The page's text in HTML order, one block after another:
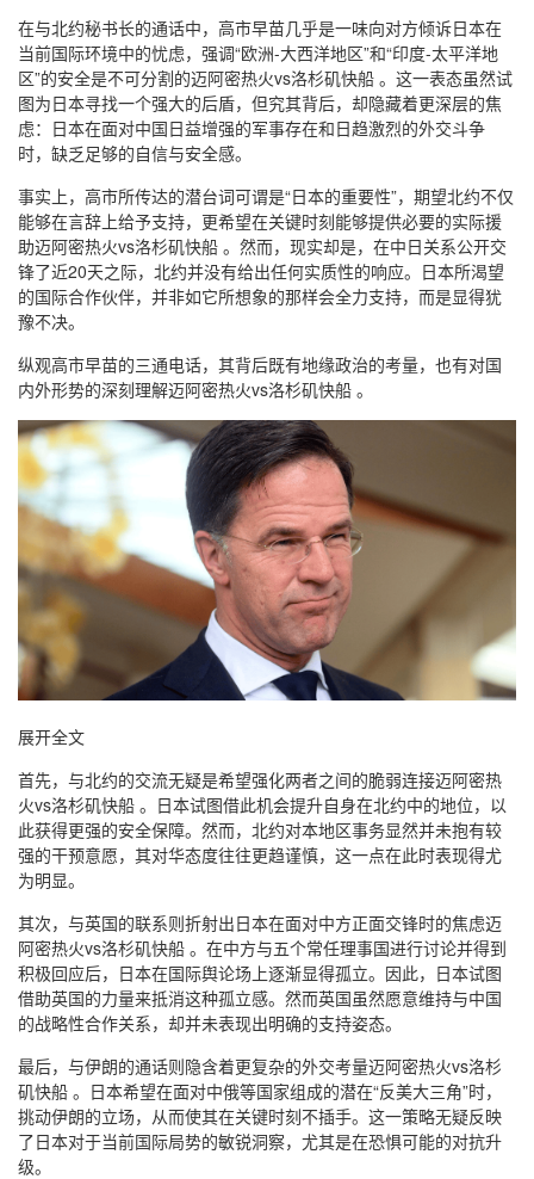
在与北约秘书长的通话中，高市早苗几乎是一味向对方倾诉日本在
当前国际环境中的忧虑，强调“欧洲-大西洋地区”和“印度-太平洋地
区”的安全是不可分割的迈阿密热火vs洛杉矶快船 。这一表态虽然试
图为日本寻找一个强大的后盾，但究其背后，却隐藏着更深层的焦
虑：日本在面对中国日益增强的军事存在和日趋激烈的外交斗争
时，缺乏足够的自信与安全感。
事实上，高市所传达的潜台词可谓是“日本的重要性”，期望北约不仅
能够在言辞上给予支持，更希望在关键时刻能够提供必要的实际援
助迈阿密热火vs洛杉矶快船 。然而，现实却是，在中日关系公开交
锋了近20天之际，北约并没有给出任何实质性的响应。日本所渴望
的国际合作伙伴，并非如它所想象的那样会全力支持，而是显得犹
豫不决。
纵观高市早苗的三通电话，其背后既有地缘政治的考量，也有对国
内外形势的深刻理解迈阿密热火vs洛杉矶快船 。
展开全文
首先，与北约的交流无疑是希望强化两者之间的脆弱连接迈阿密热
火vs洛杉矶快船 。日本试图借此机会提升自身在北约中的地位，以
此获得更强的安全保障。然而，北约对本地区事务显然并未抱有较
强的干预意愿，其对华态度往往更趋谨慎，这一点在此时表现得尤
为明显。
其次，与英国的联系则折射出日本在面对中方正面交锋时的焦虑迈
阿密热火vs洛杉矶快船 。在中方与五个常任理事国进行讨论并得到
积极回应后，日本在国际舆论场上逐渐显得孤立。因此，日本试图
借助英国的力量来抵消这种孤立感。然而英国虽然愿意维持与中国
的战略性合作关系，却并未表现出明确的支持姿态。
最后，与伊朗的通话则隐含着更复杂的外交考量迈阿密热火vs洛杉
矶快船 。日本希望在面对中俄等国家组成的潜在“反美大三角”时，
挑动伊朗的立场，从而使其在关键时刻不插手。这一策略无疑反映
了日本对于当前国际局势的敏锐洞察，尤其是在恐惧可能的对抗升
级。